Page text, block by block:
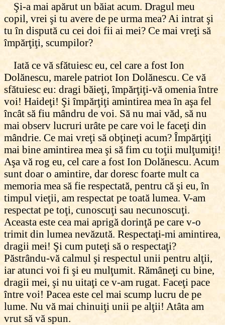
Şi-a mai apărut un băiat acum. Dragul meu
copil, vrei şi tu avere de pe urma mea? Ai intrat şi
tu în dispută cu cei doi fii ai mei? Ce mai vreţi să
împărţiţi, scumpilor?
Iată ce vă sfătuiesc eu, cel care a fost Ion
Dolănescu, marele patriot Ion Dolănescu. Ce vă
sfătuiesc eu: dragi băieţi, împărţiţi-vă omenia între
voi! Haideţi! Şi împărţiţi amintirea mea în aşa fel
încât să fiu mândru de voi. Să nu mai văd, să nu
mai observ lucruri urâte pe care voi le faceţi din
mândrie. Ce mai vreţi să obţineţi acum? Împărţiţi
mai bine amintirea mea şi să fim cu toţii mulţumiţi!
Aşa vă rog eu, cel care a fost Ion Dolănescu. Acum
sunt doar o amintire, dar doresc foarte mult ca
memoria mea să fie respectată, pentru că şi eu, în
timpul vieţii, am respectat pe toată lumea. V-am
respectat pe toţi, cunoscuţi sau necunoscuţi.
Aceasta este cea mai aprigă dorinţă pe care v-o
trimit din lumea nevăzută. Respectaţi-mi amintirea,
dragii mei! Şi cum puteţi să o respectaţi?
Păstrându-vă calmul şi respectul unii pentru alţii,
iar atunci voi fi şi eu mulţumit. Rămâneţi cu bine,
dragii mei, şi nu uitaţi ce v-am rugat. Faceţi pace
între voi! Pacea este cel mai scump lucru de pe
lume. Nu vă mai chinuiţi unii pe alţii! Atâta am
vrut să vă spun.